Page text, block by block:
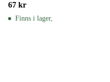
67 kr
Finns i lager,